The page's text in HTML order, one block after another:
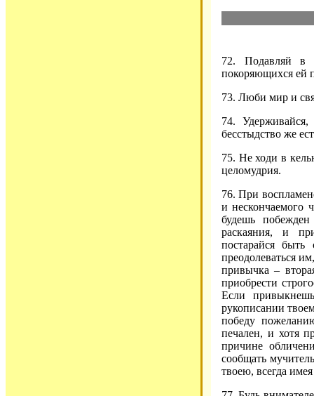
72. Подавляй в
покоряющихся ей
73. Люби мир и
74.
бесстыдство же
75. Не ходи в
целомудрия.
76. При
и нескончаемого
будешь
раскаяния, и
постарайся
преодолеваться
привычка –
приобрести
Если
рукописании
победу
печален, и хотя
причине
сообщать
твоею, всегда